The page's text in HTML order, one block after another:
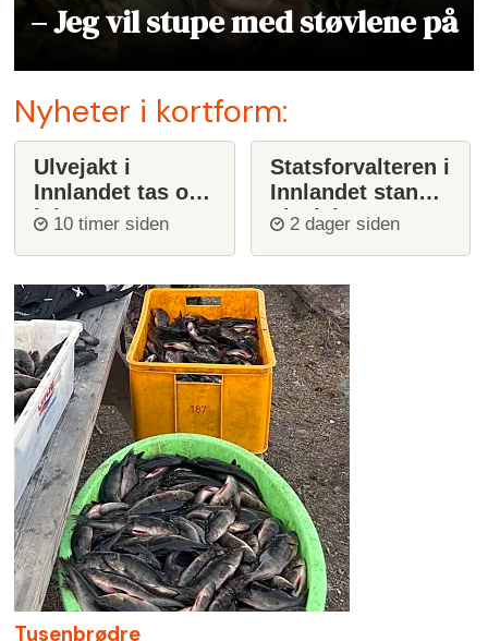
– Jeg vil stupe med støvlene på
Nyheter i kortform:
Ulvejakt i
Innlandet tas opp
igjen
10 timer siden
Statsforvalteren i
Innlandet stanser
ulvejakt
2 dager siden
Tusenbrødre